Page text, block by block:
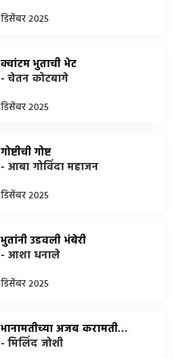
डिसेंबर 2025
क्वांटम भुताची भेट
-चेतन कोटबागे
डिसेंबर 2025
गोष्टीची गोष्ट
- आबा गोविंदा महाजन
डिसेंबर 2025
भुतांनी उडवली भंबेरी
- आशा धनाले
डिसेंबर 2025
भानामतीच्या अजब करामती…
-मिलिंद जोशी